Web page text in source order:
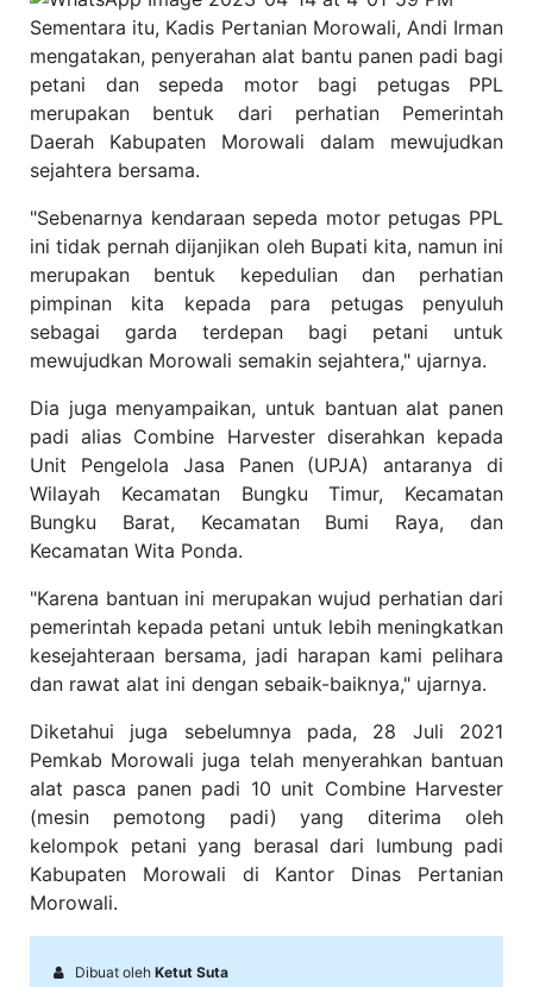
Sementara itu, Kadis Pertanian Morowali, Andi Irman
mengatakan, penyerahan alat bantu panen padi bagi
petani dan sepeda motor bagi petugas PPL
merupakan bentuk dari perhatian Pemerintah
Daerah Kabupaten Morowali dalam mewujudkan
sejahtera bersama.
"Sebenarnya kendaraan sepeda motor petugas PPL
ini tidak pernah dijanjikan oleh Bupati kita, namun ini
merupakan bentuk kepedulian dan perhatian
pimpinan kita kepada para petugas penyuluh
sebagai garda terdepan bagi petani untuk
mewujudkan Morowali semakin sejahtera," ujarnya.
Dia juga menyampaikan, untuk bantuan alat panen
padi alias Combine Harvester diserahkan kepada
Unit Pengelola Jasa Panen (UPJA) antaranya di
Wilayah Kecamatan Bungku Timur, Kecamatan
Bungku Barat, Kecamatan Bumi Raya, dan
Kecamatan Wita Ponda.
"Karena bantuan ini merupakan wujud perhatian dari
pemerintah kepada petani untuk lebih meningkatkan
kesejahteraan bersama, jadi harapan kami pelihara
dan rawat alat ini dengan sebaik-baiknya," ujarnya.
Diketahui juga sebelumnya pada, 28 Juli 2021
Pemkab Morowali juga telah menyerahkan bantuan
alat pasca panen padi 10 unit Combine Harvester
(mesin pemotong padi) yang diterima oleh
kelompok petani yang berasal dari lumbung padi
Kabupaten Morowali di Kantor Dinas Pertanian
Morowali.
Dibuat oleh Ketut Suta